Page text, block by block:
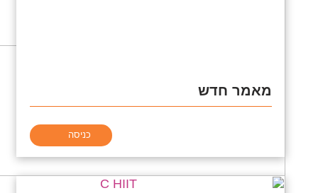
מאמר חדש
כניסה